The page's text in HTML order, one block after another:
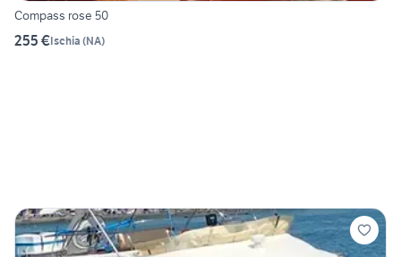
Compass rose 50
255 €Ischia (NA)